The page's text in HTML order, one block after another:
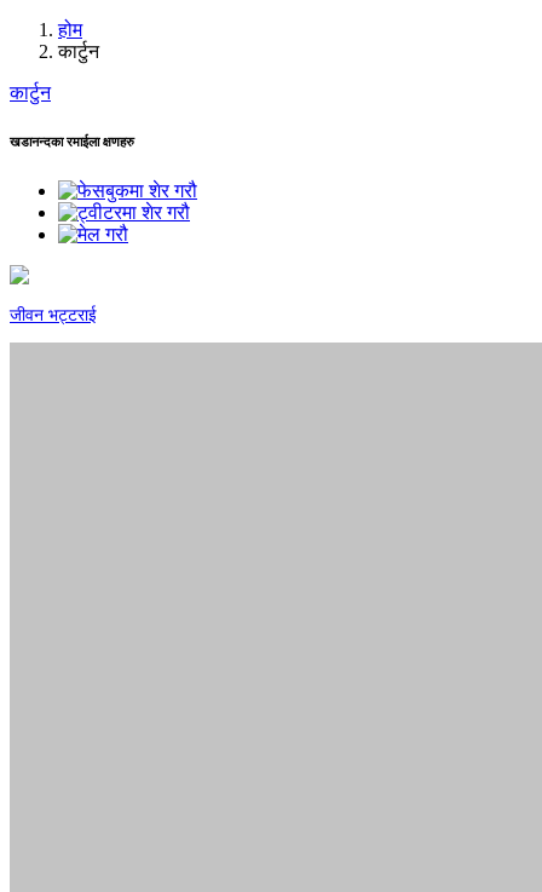
होम
कार्टुन
कार्टुन
खडानन्दका रमाईला क्षणहरु
जीवन भट्टराई